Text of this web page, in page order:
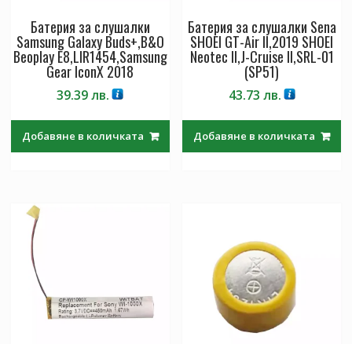
Батерия за слушалки
Samsung Galaxy Buds+,B&O
Beoplay E8,LIR1454,Samsung
Gear IconX 2018
39.39лв.
Добавяне в количката
Батерия за слушалки Sena
SHOEI GT-Air II,2019 SHOEI
Neotec II,J-Cruise II,SRL-01
(SP51)
43.73 лв.
Добавяне в количката